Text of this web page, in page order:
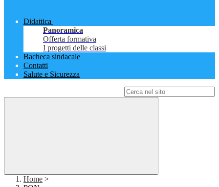
Didattica
Panoramica
Offerta formativa
I progetti delle classi
Bacheca sindacale
Contatti
Salute e Sicurezza
Home >